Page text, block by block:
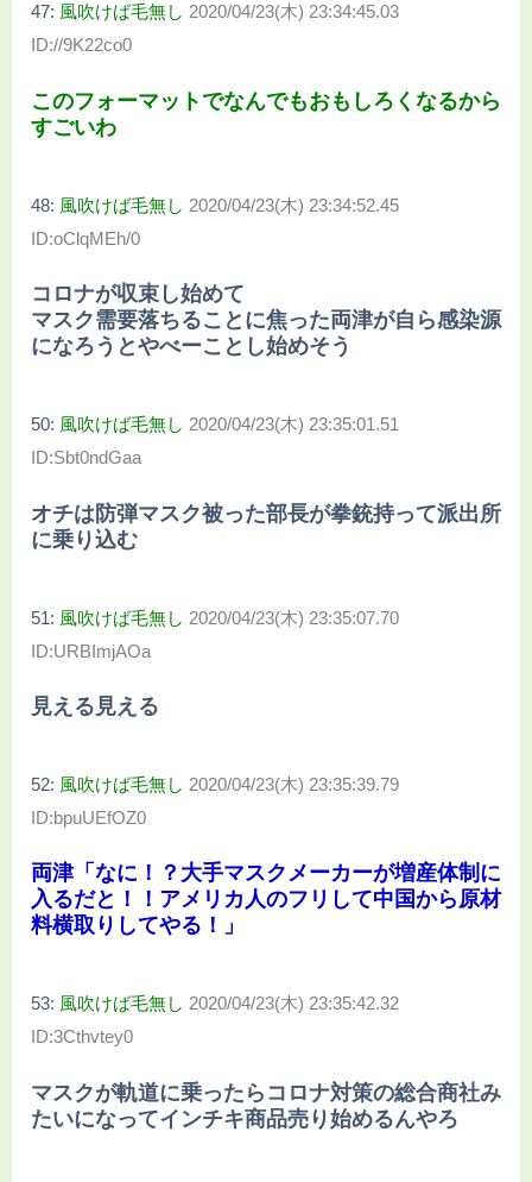
47: 風吹けば毛無し 2020/04/23(木) 23:34:45.03
ID://9K22co0
このフォーマットでなんでもおもしろくなるから
すごいわ
48: 風吹けば毛無し 2020/04/23(木) 23:34:52.45
ID:oClqMEh/0
コロナが収束し始めて
マスク需要落ちることに焦った両津が自ら感染源
になろうとやべーことし始めそう
50: 風吹けば毛無し 2020/04/23(木) 23:35:01.51
ID:Sbt0ndGaa
オチは防弾マスク被った部長が拳銃持って派出所
に乗り込む
51: 風吹けば毛無し 2020/04/23(木) 23:35:07.70
ID:URBImjAOa
見える見える
52: 風吹けば毛無し 2020/04/23(木) 23:35:39.79
ID:bpuUEfOZ0
両津「なに！？大手マスクメーカーが増産体制に
入るだと！！アメリカ人のフリして中国から原材
料横取りしてやる！」
53: 風吹けば毛無し 2020/04/23(木) 23:35:42.32
ID:3Cthvtey0
マスクが軌道に乗ったらコロナ対策の総合商社み
たいになってインチキ商品売り始めるんやろ